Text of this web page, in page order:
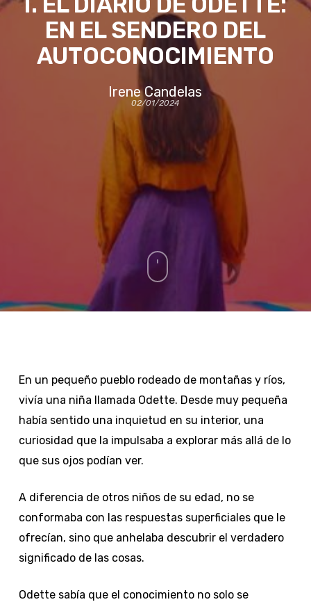
EN EL SENDERO DEL
AUTOCONOCIMIENTO
Irene Candelas
02/01/2024
En un pequeño pueblo rodeado de montañas y ríos,
vivía una niña llamada Odette. Desde muy pequeña
había sentido una inquietud en su interior, una
curiosidad que la impulsaba a explorar más allá de lo
que sus ojos podían ver.
A diferencia de otros niños de su edad, no se
conformaba con las respuestas superficiales que le
ofrecían, sino que anhelaba descubrir el verdadero
significado de las cosas.
Odette sabía que el conocimiento no solo se